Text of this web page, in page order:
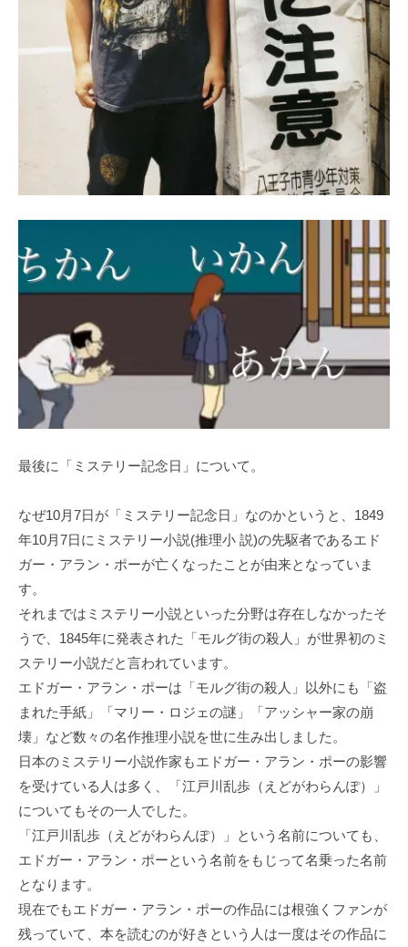
最後に「ミステリー記念日」について。
なぜ10月7日が「ミステリー記念日」なのかというと、1849
年10月7日にミステリー小説(推理小 説)の先駆者であるエド
ガー・アラン・ポーが亡くなったことが由来となっていま
す。
それまではミステリー小説といった分野は存在しなかったそ
うで、1845年に発表された「モルグ街の殺人」が世界初のミ
ステリー小説だと言われています。
エドガー・アラン・ポーは「モルグ街の殺人」以外にも「盗
まれた手紙」「マリー・ロジェの謎」「アッシャー家の崩
壊」など数々の名作推理小説を世に生み出しました。
日本のミステリー小説作家もエドガー・アラン・ポーの影響
を受けている人は多く、「江戸川乱歩（えどがわらんぽ）」
についてもその一人でした。
「江戸川乱歩（えどがわらんぽ）」という名前についても、
エドガー・アラン・ポーという名前をもじって名乗った名前
となります。
現在でもエドガー・アラン・ポーの作品には根強くファンが
残っていて、本を読むのが好きという人は一度はその作品に